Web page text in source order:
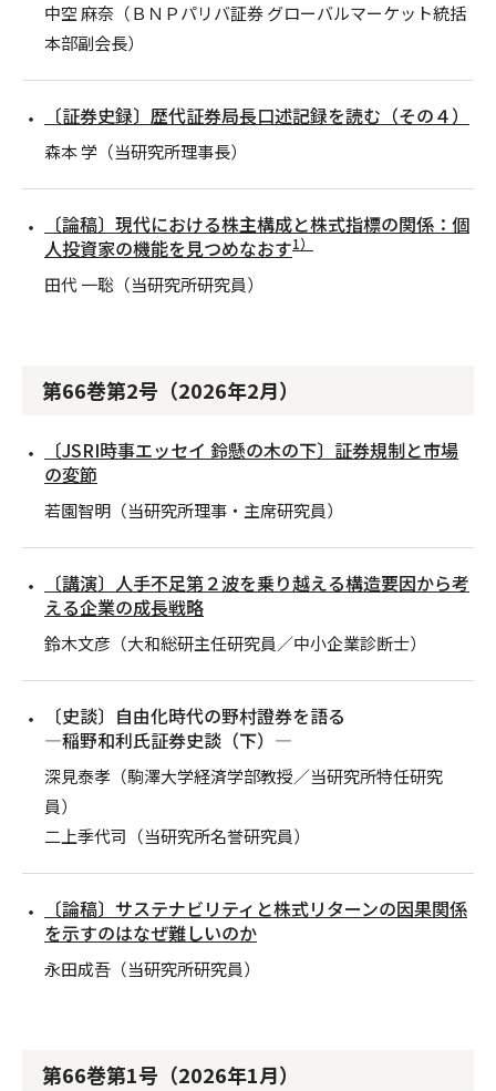
中空 麻奈（ＢＮＰパリバ証券 グローバルマーケット統括
本部副会長）
〔証券史録〕歴代証券局長口述記録を読む（その４）
森本 学（当研究所理事長）
〔論稿〕現代における株主構成と株式指標の関係：個
人投資家の機能を見つめなおす1）
田代 一聡（当研究所研究員）
第66巻第2号（2026年2月）
〔JSRI時事エッセイ 鈴懸の木の下〕証券規制と市場
の変節
若園智明（当研究所理事・主席研究員）
〔講演〕人手不足第２波を乗り越える構造要因から考
える企業の成長戦略
鈴木文彦（大和総研主任研究員／中小企業診断士）
〔史談〕自由化時代の野村證券を語る
―稲野和利氏証券史談（下）―
深見泰孝（駒澤大学経済学部教授／当研究所特任研究
員）
二上季代司（当研究所名誉研究員）
〔論稿〕サステナビリティと株式リターンの因果関係
を示すのはなぜ難しいのか
永田成吾（当研究所研究員）
第66巻第1号（2026年1月）